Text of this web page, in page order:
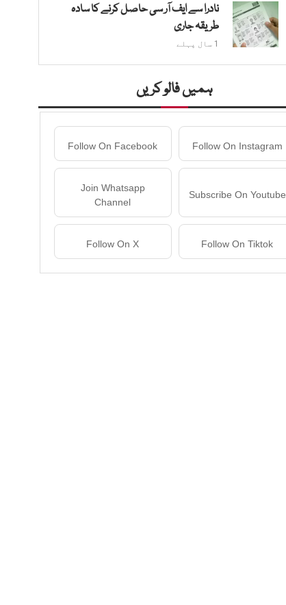
نادرا سے ایف آر سی حاصل کرنے کا سادہ
طریقہ جاری
1 سال پہلے
ہمیں فالو کریں
Follow On Instagram
Follow On Facebook
Subscribe On Youtube
Join Whatsapp
Channel
Follow On Tiktok
Follow On X